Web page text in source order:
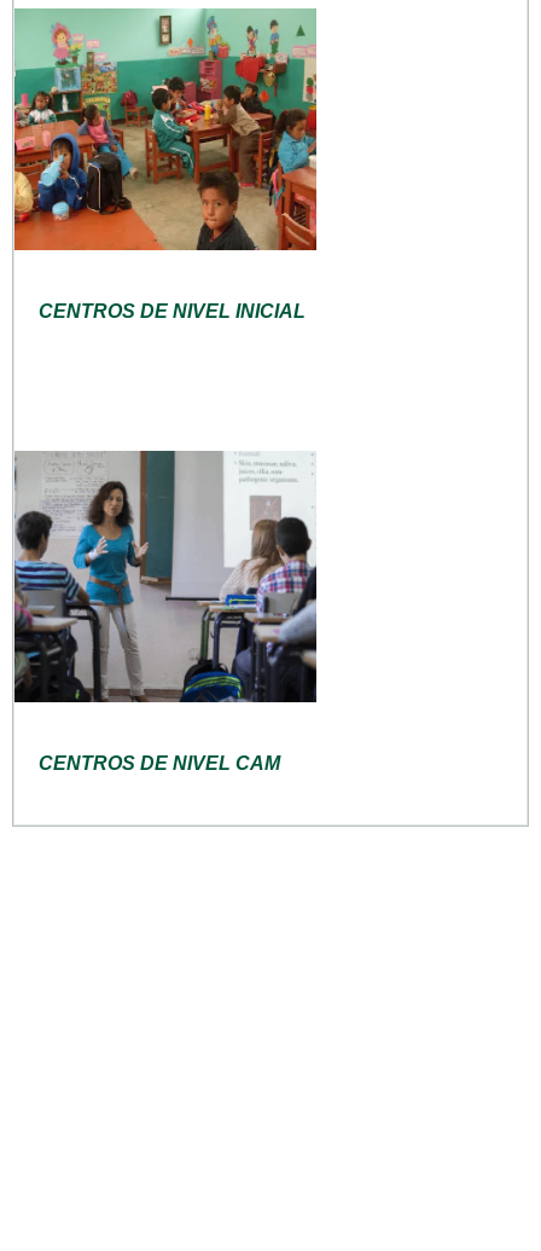
CENTROS DE NIVEL INICIAL
CENTROS DE NIVEL CAM